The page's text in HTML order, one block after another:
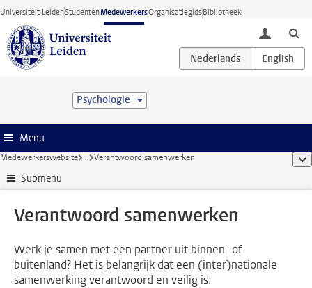
Ga direct naar de inhoud
Universiteit LeidenStudentenMedewerkersOrganisatiegidsBibliotheek
toggle
Psychologie
Menu
Medewerkerswebsite ... Verantwoord samenwerken
Submenu
Verantwoord samenwerken
Werk je samen met een partner uit binnen- of
buitenland? Het is belangrijk dat een (inter)nationale
samenwerking verantwoord en veilig is.